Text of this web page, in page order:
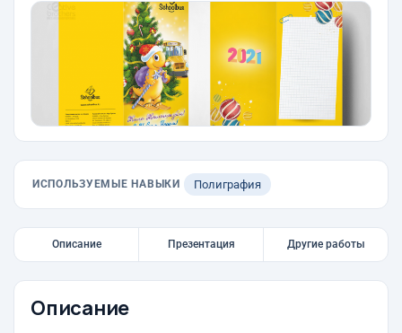
ИСПОЛЬЗУЕМЫЕ НАВЫКИ Полиграфия
Описание Презентация Другие работы
Описание